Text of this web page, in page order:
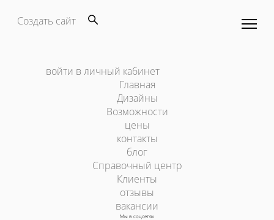
Создать сайт
войти в личный кабинет
Главная
Дизайны
Возможности
цены
контакты
блог
Справочный центр
Клиенты
отзывы
вакансии
Мы в соцсетях